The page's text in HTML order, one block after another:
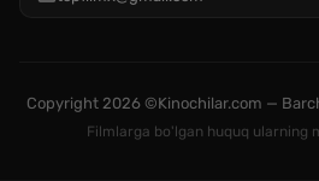
Copyright 2026 ©Kinochilar.com —
Filmlarga bo'lgan huquq ularning